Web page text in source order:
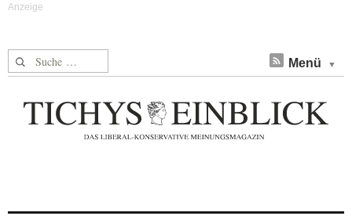
Suche nach: Menü